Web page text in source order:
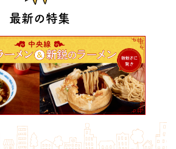
最新の特集